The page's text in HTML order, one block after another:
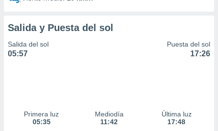
1199
Salida y Puesta del sol
Salida del sol
05:57
Puesta del sol
17:26
Primera luz
05:35
Mediodía
11:42
Última luz
17:48